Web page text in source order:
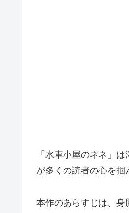
「水車小屋のネネ」
が多くの読者の心を掴
本作のあらすじは、身